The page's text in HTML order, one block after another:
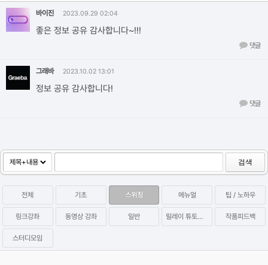
바이진 2023.09.29 02:04
좋은 정보 공유 감사합니다~!!!
댓글
그래바 2023.10.02 13:01
정보 공유 감사합니다!
댓글
검색
전체 기초 스위칭 메뉴얼 팁 / 노하우
링크강좌 동영상 강좌 일반 릴레이 튜토리얼 작품피드백
스터디모임